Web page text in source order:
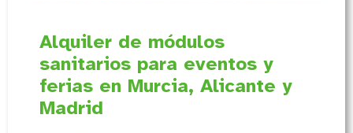
Alquiler de módulos
sanitarios para eventos y
ferias en Murcia, Alicante y
Madrid